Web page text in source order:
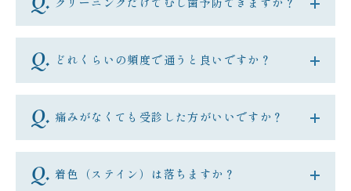
クリーニングだけでむし歯予防できますか？
どれくらいの頻度で通うと良いですか？
痛みがなくても受診した方がいいですか？
着色（ステイン）は落ちますか？